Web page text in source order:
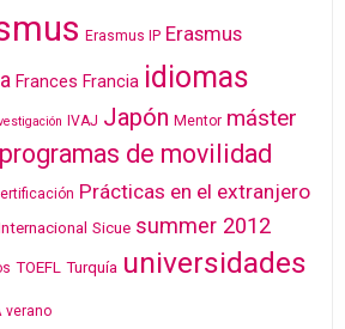
Erasmus IP Erasmus
Frances Francia idiomas
IVAJ Japón Mentor máster
programas de movilidad
Prácticas en el extranjero
Sicue summer 2012
TOEFL Turquía universidades
verano